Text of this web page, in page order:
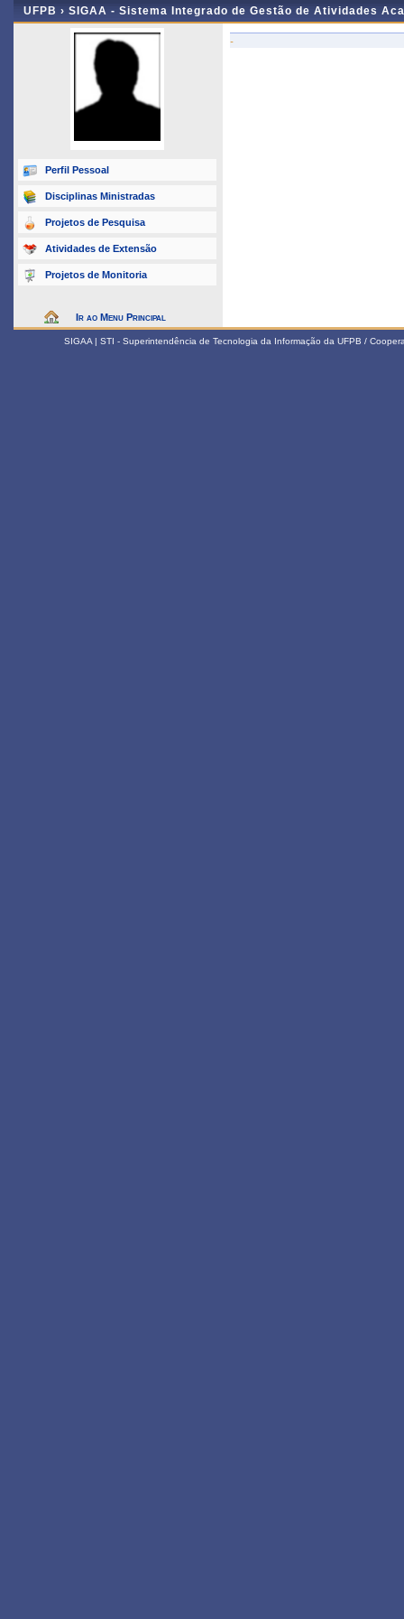
UFPB › SIGAA - Sistema Integrado de Gestão de Atividades
Perfil Pessoal
Disciplinas Ministradas
Projetos de Pesquisa
Atividades de Extensão
Projetos de Monitoria
Ir ao Menu Principal
-
SIGAA | STI - Superintendência de Tecnologia da Informação da UFPB /